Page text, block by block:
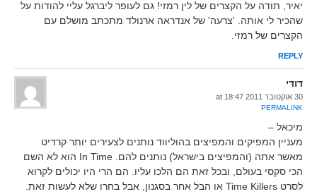
יאיר, תודה על הקצרים של לין רמזי! גם לעופר ליברגל עליי להודות על
שהכיר לי אותה. 'צרעה' של אנדראה ארנולד מתכתב מושלם עם
הקצרים של רמזי.
REPLY
דודי
30 אוקטובר 2011 at 18:47
PERMALINK
מיכאל –
מעניין המפיקים והמפיצים בהוליווד נותנים לצעירים יותר קרדיט
מאשר אתה (והמפיצים בישראל) נותנים להם. In Time הוא לא השם
הכי סקסי בעולם, ובכל זאת הם הלכו עליו. הם הרי היו יכולים לקרוא
לסרט Time Killers או הבל אחר בסגנון, אבל בחרו שלא לעשות זאת.